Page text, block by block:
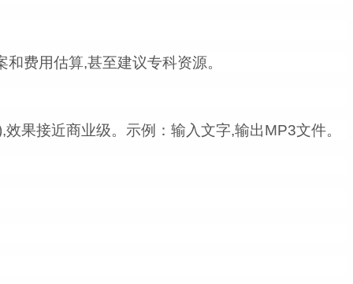
费用估算,甚至建议专科资源。
果接近商业级。示例：输入文字,输出MP3文件。